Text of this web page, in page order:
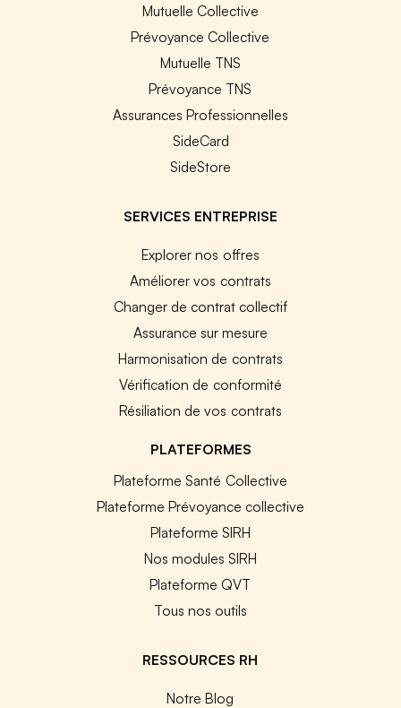
Mutuelle Collective
Prévoyance Collective
Mutuelle TNS
Prévoyance TNS
Assurances Professionnelles
SideCard
SideStore
SERVICES ENTREPRISE
Explorer nos offres
Améliorer vos contrats
Changer de contrat collectif
Assurance sur mesure
Harmonisation de contrats
Vérification de conformité
Résiliation de vos contrats
PLATEFORMES
Plateforme Santé Collective
Plateforme Prévoyance collective
Plateforme SIRH
Nos modules SIRH
Plateforme QVT
Tous nos outils
RESSOURCES RH
Notre Blog